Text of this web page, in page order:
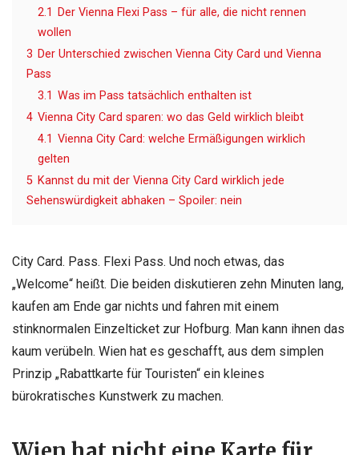
2.1
Der Vienna Flexi Pass – für alle, die nicht rennen
wollen
3 Der Unterschied zwischen Vienna City Card und Vienna
Pass
3.1 Was im Pass tatsächlich enthalten ist
4 Vienna City Card sparen: wo das Geld wirklich bleibt
4.1 Vienna City Card: welche Ermäßigungen wirklich
gelten
5 Kannst du mit der Vienna City Card wirklich jede
Sehenswürdigkeit abhaken – Spoiler: nein
City Card. Pass. Flexi Pass. Und noch etwas, das
„Welcome“ heißt. Die beiden diskutieren zehn Minuten lang,
kaufen am Ende gar nichts und fahren mit einem
stinknormalen Einzelticket zur Hofburg. Man kann ihnen das
kaum verübeln. Wien hat es geschafft, aus dem simplen
Prinzip „Rabattkarte für Touristen“ ein kleines
bürokratisches Kunstwerk zu machen.